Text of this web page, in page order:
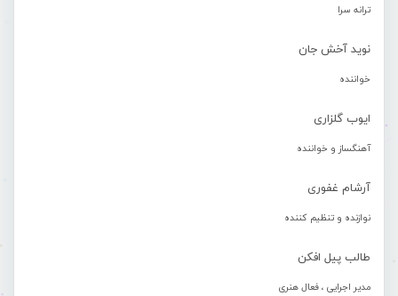
ترانه سرا
نوید آخش جان
خواننده
ایوب گلزاری
آهنگساز و خواننده
آرشام غفوری
نوازنده و تنظیم کننده
طالب پیل افکن
مدیر اجرایی ، فعال هنری